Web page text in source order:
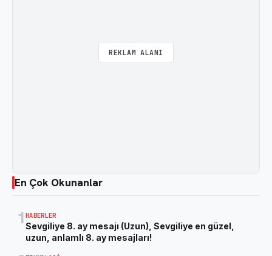
REKLAM ALANI
En Çok Okunanlar
1 HABERLER
Sevgiliye 8. ay mesajı (Uzun), Sevgiliye en güzel,
uzun, anlamlı 8. ay mesajları!